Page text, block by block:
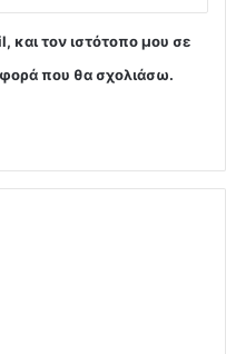
τον ιστότοπο μου σε
φορά που θα σχολιάσω.